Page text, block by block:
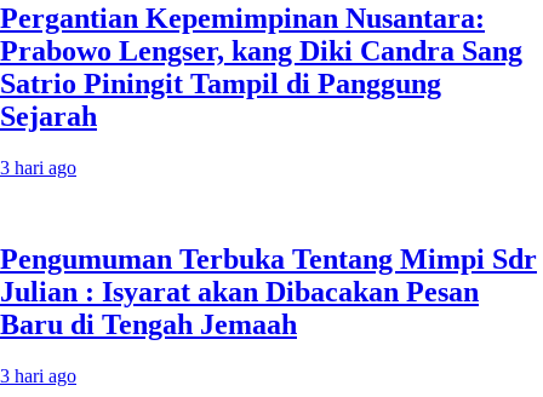
Pergantian Kepemimpinan Nusantara:
Prabowo Lengser, kang Diki Candra Sang
Satrio Piningit Tampil di Panggung
Sejarah
3 hari ago
Pengumuman Terbuka Tentang Mimpi Sdr
Julian : Isyarat akan Dibacakan Pesan
Baru di Tengah Jemaah
3 hari ago